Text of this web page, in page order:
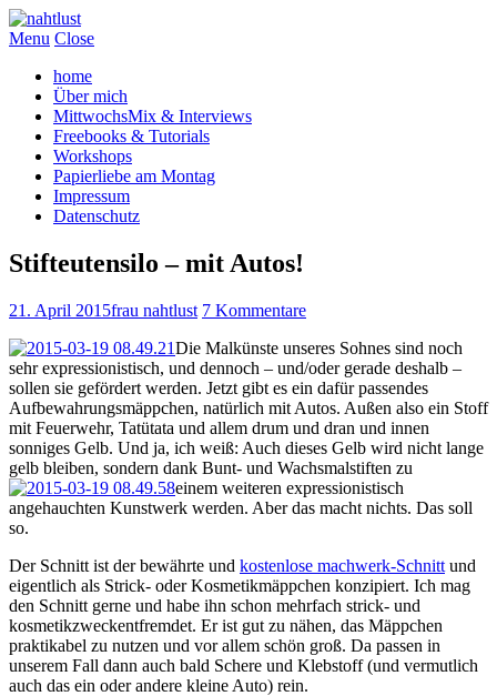
Menu Close
home
Über mich
MittwochsMix & Interviews
Freebooks & Tutorials
Workshops
Papierliebe am Montag
Impressum
Datenschutz
Stifteutensilo – mit Autos!
21. April 2015frau nahtlust 7 Kommentare
Die Malkünste unseres Sohnes sind noch
sehr expressionistisch, und dennoch – und/oder gerade deshalb –
sollen sie gefördert werden. Jetzt gibt es ein dafür passendes
Aufbewahrungsmäppchen, natürlich mit Autos. Außen also ein Stoff
mit Feuerwehr, Tatütata und allem drum und dran und innen
sonniges Gelb. Und ja, ich weiß: Auch dieses Gelb wird nicht lange
gelb bleiben, sondern dank Bunt- und Wachsmalstiften zu
einem weiteren expressionistisch
angehauchten Kunstwerk werden. Aber das macht nichts. Das soll
so.
Der Schnitt ist der bewährte und kostenlose machwerk-Schnitt und
eigentlich als Strick- oder Kosmetikmäppchen konzipiert. Ich mag
den Schnitt gerne und habe ihn schon mehrfach strick- und
kosmetikzweckentfremdet. Er ist gut zu nähen, das Mäppchen
praktikabel zu nutzen und vor allem schön groß. Da passen in
unserem Fall dann auch bald Schere und Klebstoff (und vermutlich
auch das ein oder andere kleine Auto) rein.